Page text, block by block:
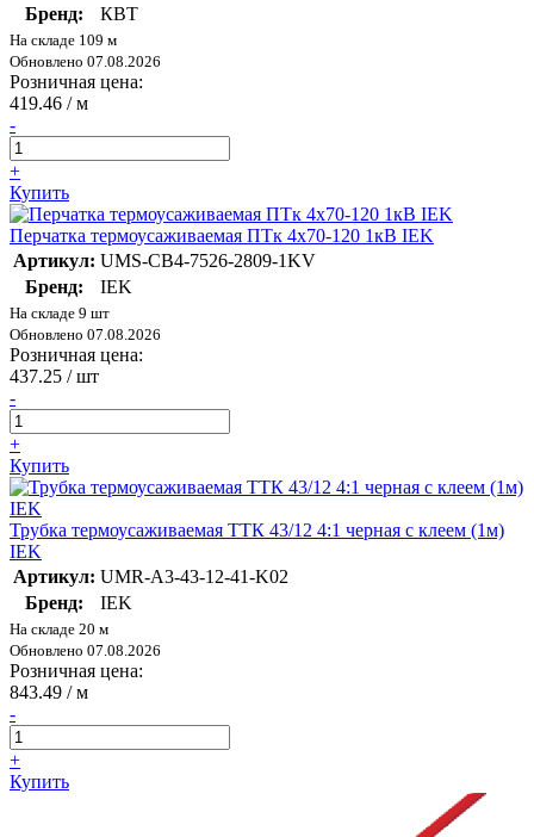
Бренд:
КВТ
На складе 109 м
Обновлено 07.08.2026
Розничная цена:
419.46 / м
-
+
Купить
Перчатка термоусаживаемая ПТк 4х70-120 1кВ IEK
Артикул: UMS-CB4-7526-2809-1KV
Бренд:
IEK
На складе 9 шт
Обновлено 07.08.2026
Розничная цена:
437.25 / шт
-
+
Купить
Трубка термоусаживаемая ТТК 43/12 4:1 черная с клеем (1м)
IEK
Артикул: UMR-A3-43-12-41-K02
Бренд:
IEK
На складе 20 м
Обновлено 07.08.2026
Розничная цена:
843.49 / м
-
+
Купить